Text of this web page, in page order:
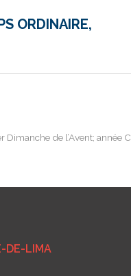
ORDINAIRE,
Dimanche de l’Avent; année
DE-LIMA